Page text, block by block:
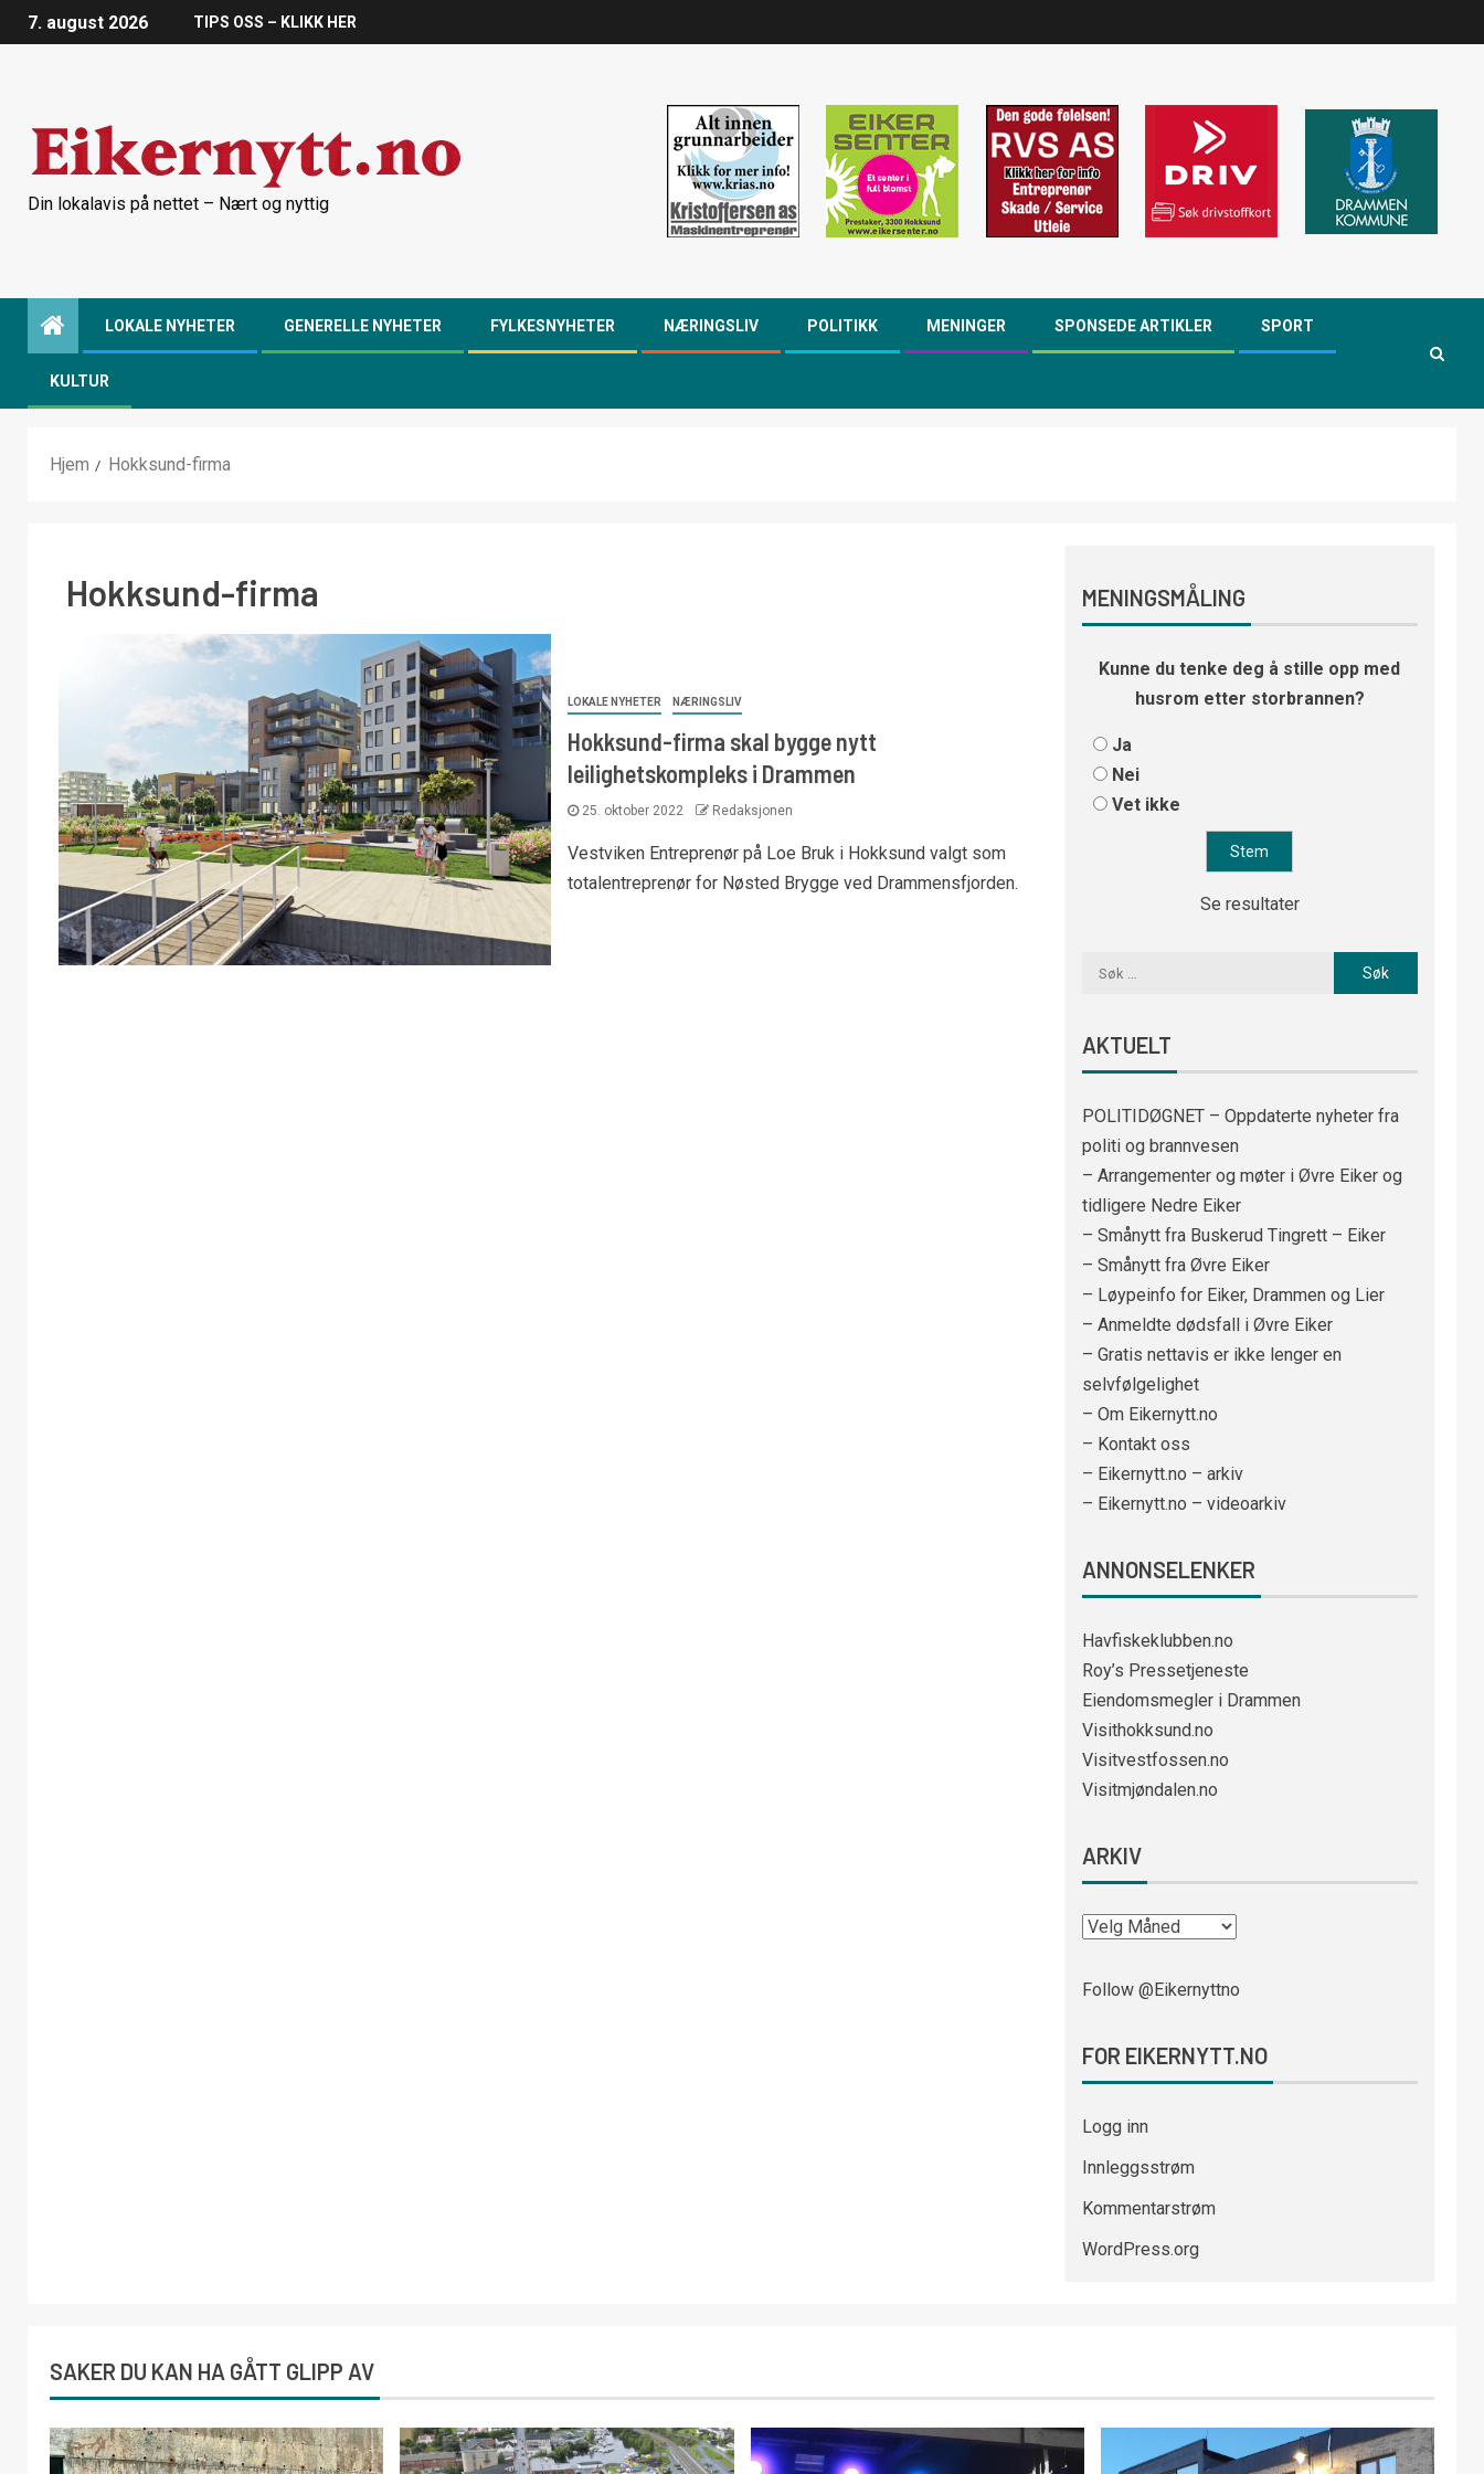
7. august 2026 TIPS OSS – KLIKK HER
Din lokalavis på nettet – Nært og nyttig
LOKALE NYHETER GENERELLE NYHETER FYLKESNYHETER NÆRINGSLIV POLITIKK MENINGER SPONSEDE ARTIKLER SPORT
KULTUR
Hjem Hokksund-firma
Hokksund-firma
LOKALE NYHETER NÆRINGSLIV
Hokksund-firma skal bygge nytt
leilighetskompleks i Drammen
25. oktober 2022 Redaksjonen
Vestviken Entreprenør på Loe Bruk i Hokksund valgt som
totalentreprenør for Nøsted Brygge ved Drammensfjorden.
MENINGSMÅLING
Kunne du tenke deg å stille opp med
husrom etter storbrannen?
Ja
Nei
Vet ikke
Se resultater
AKTUELT
POLITIDØGNET – Oppdaterte nyheter fra
politi og brannvesen
– Arrangementer og møter i Øvre Eiker og
tidligere Nedre Eiker
– Smånytt fra Buskerud Tingrett – Eiker
– Smånytt fra Øvre Eiker
– Løypeinfo for Eiker, Drammen og Lier
– Anmeldte dødsfall i Øvre Eiker
– Gratis nettavis er ikke lenger en
selvfølgelighet
– Om Eikernytt.no
– Kontakt oss
– Eikernytt.no – arkiv
– Eikernytt.no – videoarkiv
ANNONSELENKER
Havfiskeklubben.no
Roy’s Pressetjeneste
Eiendomsmegler i Drammen
Visithokksund.no
Visitvestfossen.no
Visitmjøndalen.no
ARKIV
Follow @Eikernyttno
FOR EIKERNYTT.NO
Logg inn
Innleggsstrøm
Kommentarstrøm
WordPress.org
SAKER DU KAN HA GÅTT GLIPP AV